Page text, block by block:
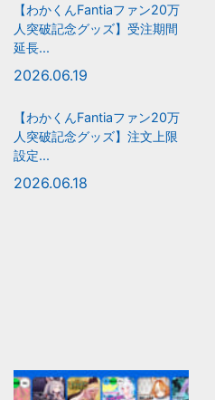
【わかくんFantiaファン20万
人突破記念グッズ】受注期間
延長...
2026.06.19
【わかくんFantiaファン20万
人突破記念グッズ】注文上限
設定...
2026.06.18